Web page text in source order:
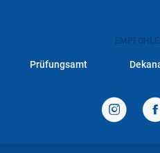
Prüfungsamt